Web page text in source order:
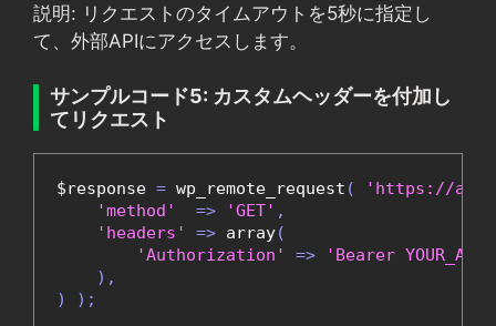
説明: リクエストのタイムアウトを5秒に指定し
て、外部APIにアクセスします。
サンプルコード5: カスタムヘッダーを付加し
てリクエスト
$response = wp_remote_request (
'https://
'method'
=> 'GET' ,
'headers'
=> array(
'Authorization'
=>
'Bearer
),
)
);